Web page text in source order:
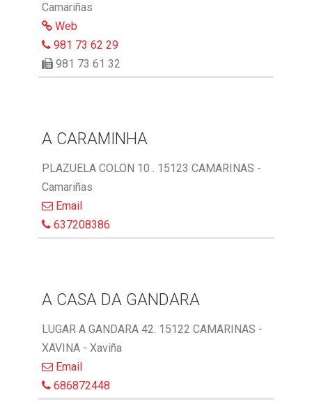
Camariñas
Web
981 73 62 29
981 73 61 32
A CARAMINHA
PLAZUELA COLON 10 . 15123 CAMARINAS -
Camariñas
Email
637208386
A CASA DA GANDARA
LUGAR A GANDARA 42. 15122 CAMARINAS -
XAVINA - Xaviña
Email
686872448